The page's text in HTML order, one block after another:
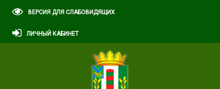
ВЕРСИЯ ДЛЯ СЛАБОВИДЯЩИХ
ЛИЧНЫЙ КАБИНЕТ